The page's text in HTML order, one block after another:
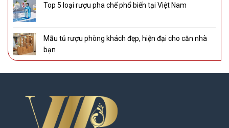
Top 5 loại rượu pha chế phổ biến tại Việt Nam
Mẫu tủ rượu phòng khách đẹp, hiện đại cho căn nhà
bạn